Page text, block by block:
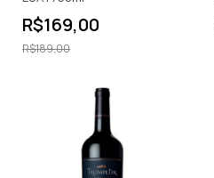
R$169,00
R$189,00